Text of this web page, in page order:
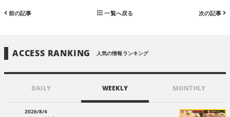
前の記事 一覧へ戻る 次の記事
ACCESS RANKING 人気の情報ランキング
DAILY WEEKLY MONTHLY
2026/8/4